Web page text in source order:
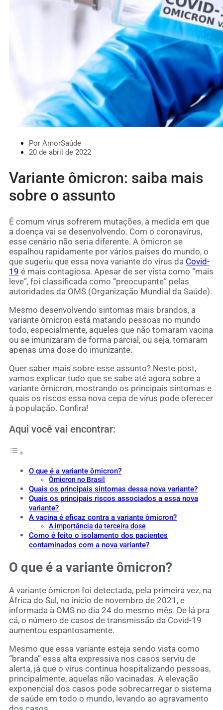
Por AmorSaúde
20 de abril de 2022
Variante ômicron: saiba mais
sobre o assunto
É comum vírus sofrerem mutações, à medida em que
a doença vai se desenvolvendo. Com o coronavírus,
esse cenário não seria diferente. A ômicron se
espalhou rapidamente por vários países do mundo, o
que sugeriu que essa nova variante do vírus da Covid-
19 é mais contagiosa. Apesar de ser vista como “mais
leve”, foi classificada como “preocupante” pelas
autoridades da OMS (Organização Mundial da Saúde).
Mesmo desenvolvendo sintomas mais brandos, a
variante ômicron está matando pessoas no mundo
todo, especialmente, aqueles que não tomaram vacina
ou se imunizaram de forma parcial, ou seja, tomaram
apenas uma dose do imunizante.
Quer saber mais sobre esse assunto? Neste post,
vamos explicar tudo que se sabe até agora sobre a
variante ômicron, mostrando os principais sintomas e
quais os riscos essa nova cepa de vírus pode oferecer
à população. Confira!
Aqui você vai encontrar:
O que é a variante ômicron?
Ômicron no Brasil
Quais os principais sintomas dessa nova variante?
Quais os principais riscos associados a essa nova
variante?
A vacina é eficaz contra a variante ômicron?
A importância da terceira dose
Como é feito o isolamento dos pacientes
contaminados com a nova variante?
O que é a variante ômicron?
A variante ômicron foi detectada, pela primeira vez, na
África do Sul, no início de novembro de 2021, e
informada à OMS no dia 24 do mesmo mês. De lá pra
cá, o número de casos de transmissão da Covid-19
aumentou espantosamente.
Mesmo que essa variante esteja sendo vista como
“branda” essa alta expressiva nos casos serviu de
alerta, já que o vírus continua hospitalizando pessoas,
principalmente, aquelas não vacinadas. A elevação
exponencial dos casos pode sobrecarregar o sistema
de saúde em todo o mundo, levando ao agravamento